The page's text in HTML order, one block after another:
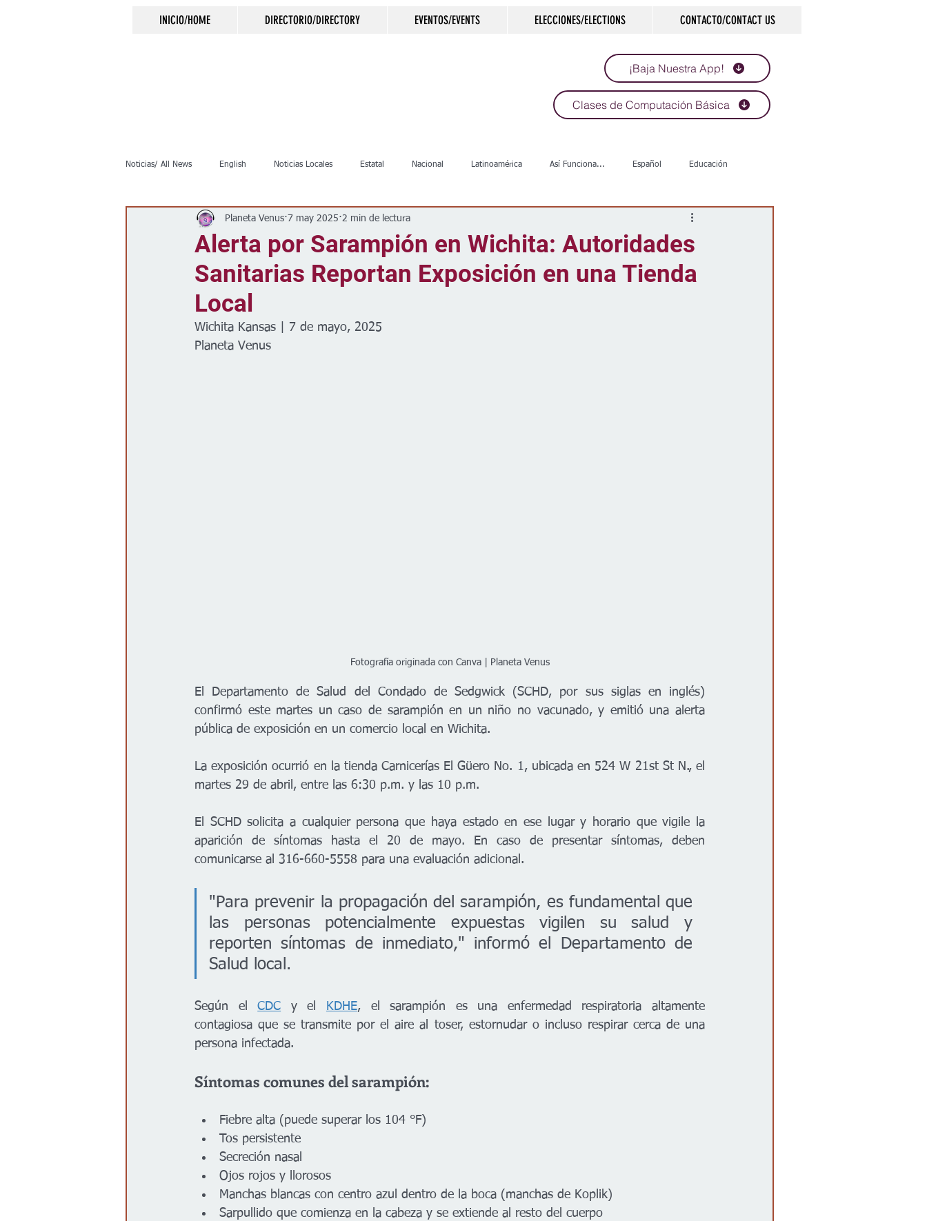
INICIO/HOME DIRECTORIO/DIRECTORY EVENTOS/EVENTS ELECCIONES/ELECTIONS CONTACTO/CONTACT US
¡Baja Nuestra App!
Clases de Computación Básica
Noticias/ All News English Noticias Locales Estatal Nacional Latinoamérica Así Funciona... Español Educación
Inmigración Crimen Negocios Salud Arte & Cultura
Clima Vivienda Escuelas Calles Desamparados Carreteras Comunidad Historias que inspiran
Espectáculos
Alerta por Sarampión en Wichita: Autoridades
Sanitarias Reportan Exposición en una Tienda
Local
Planeta Venus 7 may 2025 2 min de lectura
Wichita Kansas | 7 de mayo, 2025
Planeta Venus
Fotografía originada con Canva | Planeta Venus
El Departamento de Salud del Condado de Sedgwick (SCHD, por sus siglas en inglés)
confirmó este martes un caso de sarampión en un niño no vacunado, y emitió una alerta
pública de exposición en un comercio local en Wichita.
La exposición ocurrió en la tienda Carnicerías El Güero No. 1, ubicada en 524 W 21st St N., el
martes 29 de abril, entre las 6:30 p.m. y las 10 p.m.
El SCHD solicita a cualquier persona que haya estado en ese lugar y horario que vigile la
aparición de síntomas hasta el 20 de mayo. En caso de presentar síntomas, deben
comunicarse al 316-660-5558 para una evaluación adicional.
"Para prevenir la propagación del sarampión, es fundamental que
las personas potencialmente expuestas vigilen su salud y
reporten síntomas de inmediato," informó el Departamento de
Salud local.
Según el CDC y el KDHE, el sarampión es una enfermedad respiratoria altamente
contagiosa que se transmite por el aire al toser, estornudar o incluso respirar cerca de una
persona infectada.
Síntomas comunes del sarampión:
Fiebre alta (puede superar los 104 °F)
Tos persistente
Secreción nasal
Ojos rojos y llorosos
Manchas blancas con centro azul dentro de la boca (manchas de Koplik)
Sarpullido que comienza en la cabeza y se extiende al resto del cuerpo